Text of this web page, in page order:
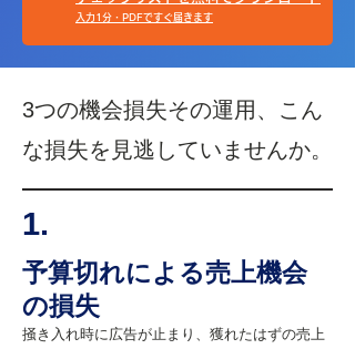
入力1分・PDFですぐ届きます
3つの機会損失​その運用、こん
な損失を見逃していませんか。
1.
予算切れによる売上機会
の損失
掻き入れ時に広告が止まり、獲れたはずの売上